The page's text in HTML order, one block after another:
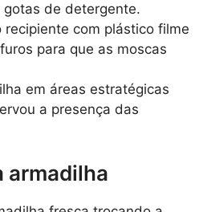
gotas de detergente.
recipiente com plástico filme
para que as moscas
em áreas estratégicas
a presença das
armadilha